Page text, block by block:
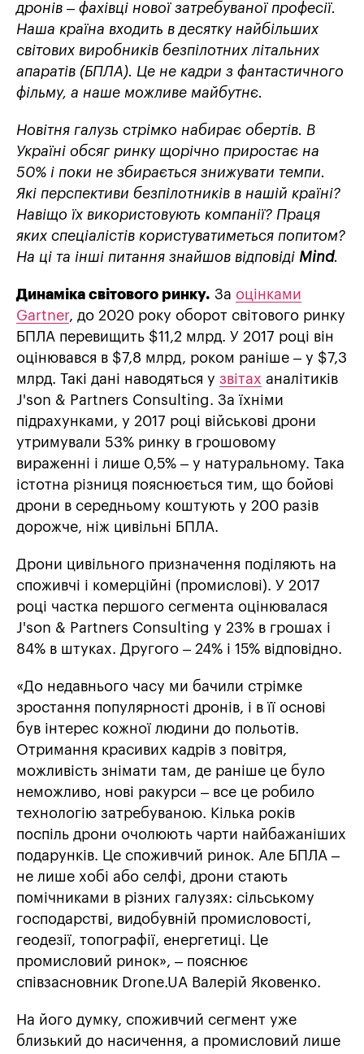
дронів – фахівці нової затребуваної професії.
Наша країна входить в десятку найбільших
світових виробників безпілотних літальних
апаратів (БПЛА). Це не кадри з фантастичного
фільму, а наше можливе майбутнє.
Новітня галузь стрімко набирає обертів. В
Україні обсяг ринку щорічно приростає на
50% і поки не збирається знижувати темпи.
Які перспективи безпілотників в нашій країні?
Навіщо їх використовують компанії? Праця
яких спеціалістів користуватиметься попитом?
На ці та інші питання знайшов відповіді Mind.
Динаміка світового ринку. За оцінками
Gartner, до 2020 року оборот світового ринку
БПЛА перевищить $11,2 млрд. У 2017 році він
оцінювався в $7,8 млрд, роком раніше – у $7,3
млрд. Такі дані наводяться у звітах аналітиків
J'son & Partners Consulting. За їхніми
підрахунками, у 2017 році військові дрони
утримували 53% ринку в грошовому
вираженні і лише 0,5% – у натуральному. Така
істотна різниця пояснюється тим, що бойові
дрони в середньому коштують у 200 разів
дорожче, ніж цивільні БПЛА.
Дрони цивільного призначення поділяють на
споживчі і комерційні (промислові). У 2017
році частка першого сегмента оцінювалася
J'son & Partners Consulting у 23% в грошах і
84% в штуках. Другого – 24% і 15% відповідно.
«До недавнього часу ми бачили стрімке
зростання популярності дронів, і в її основі
був інтерес кожної людини до польотів.
Отримання красивих кадрів з повітря,
можливість знімати там, де раніше це було
неможливо, нові ракурси – все це робило
технологію затребуваною. Кілька років
поспіль дрони очолюють чарти найбажаніших
подарунків. Це споживчий ринок. Але БПЛА –
не лише хобі або селфі, дрони стають
помічниками в різних галузях: сільському
господарстві, видобувній промисловості,
геодезії, топографії, енергетиці. Це
промисловий ринок», – пояснює
співзасновник Drone.UA Валерій Яковенко.
На його думку, споживчий сегмент уже
близький до насичення, а промисловий лише